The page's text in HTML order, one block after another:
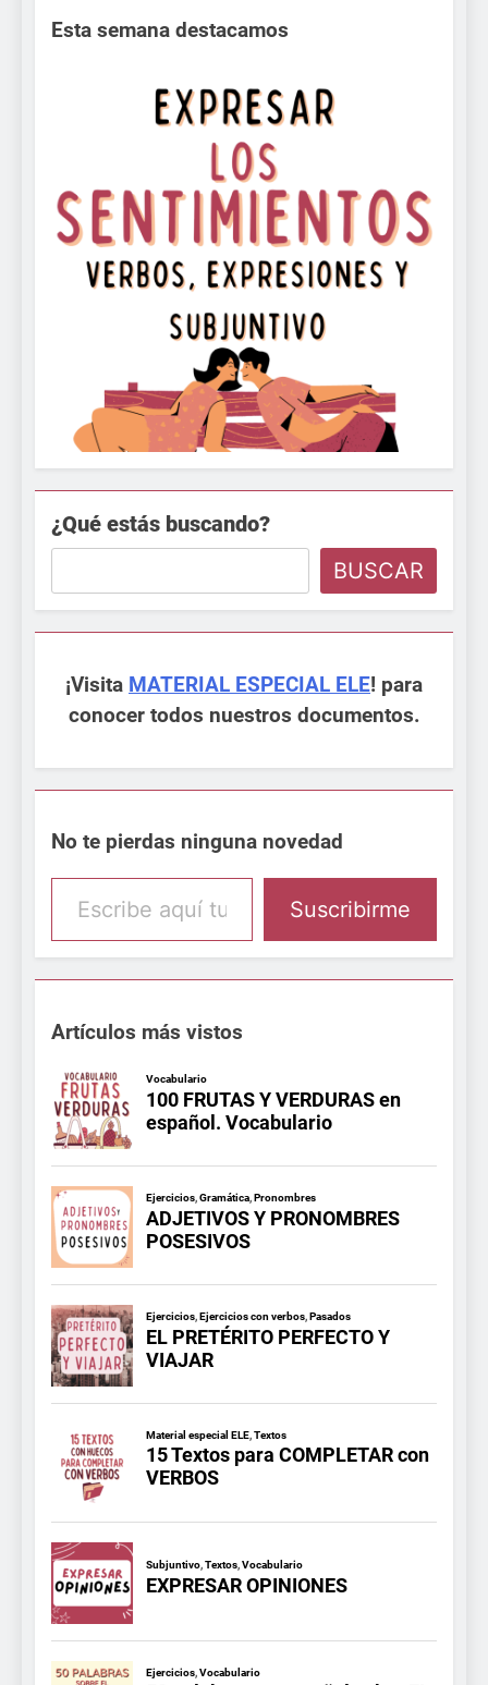
Esta semana destacamos
¿Qué estás buscando?
BUSCAR
¡Visita MATERIAL ESPECIAL ELE! para
conocer todos nuestros documentos.
No te pierdas ninguna novedad
Escribe aquí tu email
Suscribirme
Artículos más vistos